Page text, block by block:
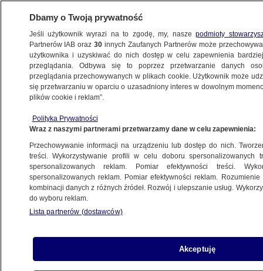
ŚWIAT
nad bazą wojskową
2.11.2025, 14:25
Posłuchaj artykułu
Czyta lektor AI
Dbamy o Twoją prywatność
Jeśli użytkownik wyrazi na to zgodę, my, naszepodmioty
Partnerów IAB oraz30 innych Zaufanych Partnerów może
użytkownika i uzyskiwać do nich dostęp w celu zapewnienia
przeglądania. Odbywa się to poprzez przetwarzanie danych
przeglądania przechowywanych w plikach cookie. Użytkownik może
się przetwarzaniu w oparciu o uzasadniony interes w dowolnym
plików cookie i reklam”.
Polityka Prywatności
Wraz z naszymi partnerami przetwarzamy dane w celu zapewnienia:
Przechowywanie informacji na urządzeniu lub dostęp do nich.
treści. Wykorzystywanie profili w celu doboru spersonalizowanych
spersonalizowanych reklam. Pomiar efektywności treści.
spersonalizowanych reklam. Pomiar efektywności reklam.
kombinacji danych z różnych źródeł. Rozwój i ulepszanie usług.
do wyboru reklam.
Lista partnerów (dostawców)
Akceptuję